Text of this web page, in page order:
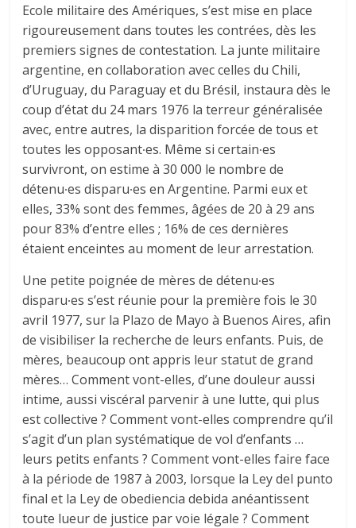
Ecole militaire des Amériques, s’est mise en place
rigoureusement dans toutes les contrées, dès les
premiers signes de contestation. La junte militaire
argentine, en collaboration avec celles du Chili,
d’Uruguay, du Paraguay et du Brésil, instaura dès le
coup d’état du 24 mars 1976 la terreur généralisée
avec, entre autres, la disparition forcée de tous et
toutes les opposant∙es. Même si certain∙es
survivront, on estime à 30 000 le nombre de
détenu∙es disparu∙es en Argentine. Parmi eux et
elles, 33% sont des femmes, âgées de 20 à 29 ans
pour 83% d’entre elles ; 16% de ces dernières
étaient enceintes au moment de leur arrestation.
Une petite poignée de mères de détenu∙es
disparu∙es s’est réunie pour la première fois le 30
avril 1977, sur la Plazo de Mayo à Buenos Aires, afin
de visibiliser la recherche de leurs enfants. Puis, de
mères, beaucoup ont appris leur statut de grand
mères… Comment vont-elles, d’une douleur aussi
intime, aussi viscéral parvenir à une lutte, qui plus
est collective ? Comment vont-elles comprendre qu’il
s’agit d’un plan systématique de vol d’enfants …
leurs petits enfants ? Comment vont-elles faire face
à la période de 1987 à 2003, lorsque la Ley del punto
final et la Ley de obediencia debida anéantissent
toute lueur de justice par voie légale ? Comment